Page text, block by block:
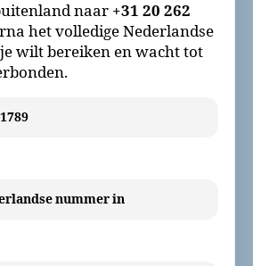
naar +31 20 262
het volledige Nederlandse
wilt bereiken en wacht tot
nummer in